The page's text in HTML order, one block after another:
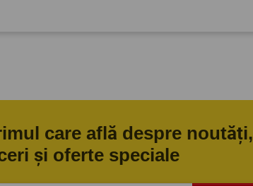
care află despre noutăți,
și oferte speciale